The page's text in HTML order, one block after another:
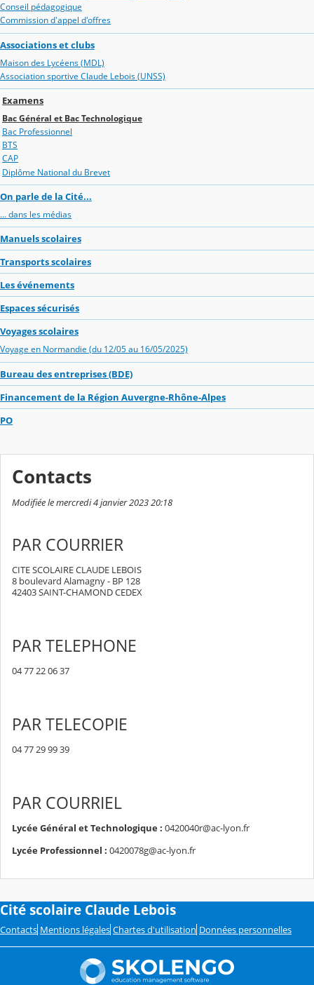
Conseil pédagogique
Commission d'appel d'offres
Associations et clubs
Maison des Lycéens (MDL)
Association sportive Claude Lebois (UNSS)
Examens
Bac Général et Bac Technologique
Bac Professionnel
BTS
CAP
Diplôme National du Brevet
On parle de la Cité...
... dans les médias
Manuels scolaires
Transports scolaires
Les événements
Espaces sécurisés
Voyages scolaires
Voyage en Normandie (du 12/05 au 16/05/2025)
Bureau des entreprises (BDE)
Financement de la Région Auvergne-Rhône-Alpes
PO
Contacts
Modifiée le mercredi 4 janvier 2023 20:18
PAR COURRIER
CITE SCOLAIRE CLAUDE LEBOIS
8 boulevard Alamagny - BP 128
42403 SAINT-CHAMOND CEDEX
PAR TELEPHONE
04 77 22 06 37
PAR TELECOPIE
04 77 29 99 39
PAR COURRIEL
Lycée Général et Technologique : 0420040r@ac-lyon.fr
Lycée Professionnel : 0420078g@ac-lyon.fr
Cité scolaire Claude Lebois
Contacts Mentions légales Chartes d'utilisation Données personnelles